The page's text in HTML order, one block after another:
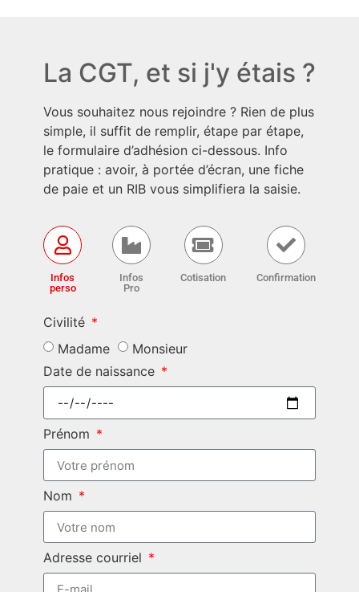
La CGT, et si j'y étais ?
Vous souhaitez nous rejoindre ? Rien de plus
simple, il suffit de remplir, étape par étape,
le formulaire d’adhésion ci-dessous. Info
pratique : avoir, à portée d’écran, une fiche
de paie et un RIB vous simplifiera la saisie.
Infos
perso
Infos
Pro
Cotisation Confirmation
Civilité
Madame
Monsieur
Date de naissance
Prénom
Nom
Adresse courriel